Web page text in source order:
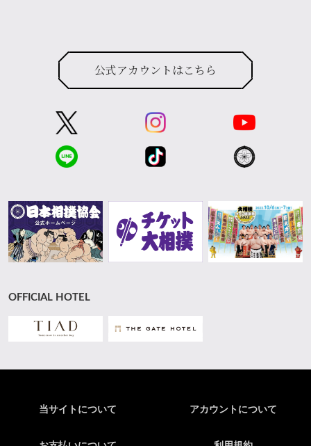
公式アカウントはこちら
OFFICIAL HOTEL
当サイトについて アカウントについて